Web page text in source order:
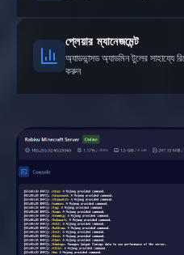
প্লেয়ার ম্যানেজমেন্ট
অ্যাডভান্সড অ্যাডমিন টুলের সাহায্যে
করুন